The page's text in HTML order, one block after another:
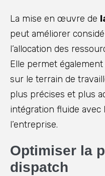
La mise en œuvre de
peut améliorer
l’allocation des
Elle permet
sur le terrain de
plus précises et plus
intégration fluide avec
l’entreprise.
Optimiser la
dispatch